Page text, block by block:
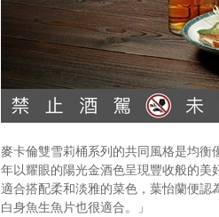
麥卡倫雙雪莉桶系列的共同風格是均
年以耀眼的陽光金酒色呈現豐收般的
適合搭配柔和淡雅的菜色，葉怡蘭便
白身魚生魚片也很適合。」